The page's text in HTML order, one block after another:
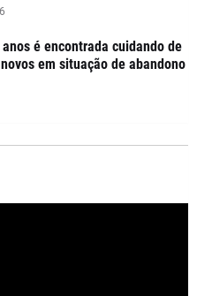
é encontrada cuidando de
em situação de abandono